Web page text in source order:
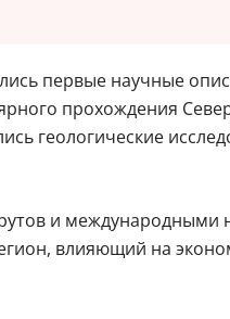
первые научные
прохождения
геологические
и
влияющий на